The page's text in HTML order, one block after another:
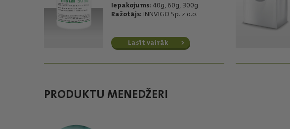
Iepakojums: 40g, 60g, 300g
Ražotājs: INNVIGO Sp. z o.o.
Lasīt vairāk
PRODUKTU MENEDŽERI